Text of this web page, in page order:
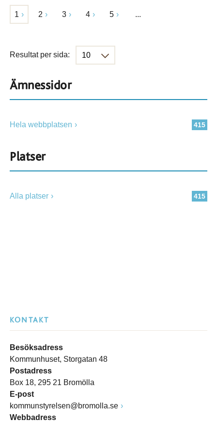
1 2 3 4 5 ...
Resultat per sida:
Ämnessidor
415
Hela webbplatsen
Platser
415
Alla platser
KONTAKT
Besöksadress
Kommunhuset, Storgatan 48
Postadress
Box 18, 295 21 Bromölla
E-post
kommunstyrelsen@bromolla.se
Webbadress